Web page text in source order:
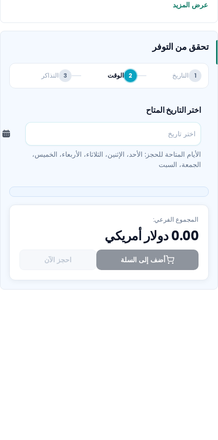
عرض المزيد
تحقق من التوفر
1 التاريخ 2 الوقت 3 التذاكر
اختر التاريخ المتاح
الأيام المتاحة للحجز: الأحد، الإثنين، الثلاثاء، الأربعاء، الخميس،
الجمعة، السبت
المجموع الفرعي:
0.00دولار أمريكي
أضف إلى السلة احجز الآن